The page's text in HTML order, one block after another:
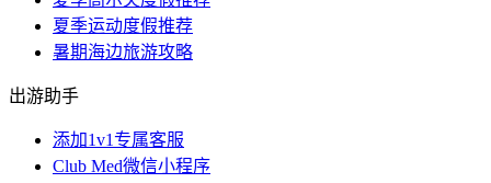
夏季运动度假推荐
暑期海边旅游攻略
出游助手
添加1v1专属客服
Club Med微信小程序